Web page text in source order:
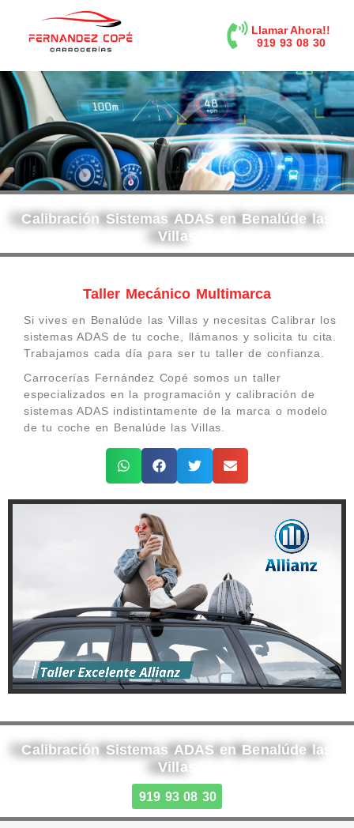
Llamar Ahora!!
919 93 08 30
Calibración Sistemas ADAS en Benalúde las
Villas
Taller Mecánico Multimarca
Si vives en Benalúde las Villas y necesitas Calibrar los
sistemas ADAS de tu coche, llámanos y solicita tu cita.
Trabajamos cada día para ser tu taller de confianza.
Carrocerías Fernández Copé somos un taller
especializados en la programación y calibración de
sistemas ADAS indistintamente de la marca o modelo
de tu coche en Benalúde las Villas.
Calibración Sistemas ADAS en Benalúde las
Villas
919 93 08 30